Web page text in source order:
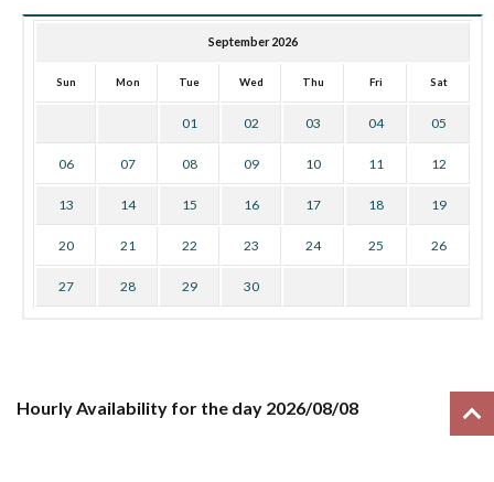
September 2026
Sun Mon Tue Wed Thu Fri Sat
01 02 03 04 05
06 07 08 09 10 11 12
13 14 15 16 17 18 19
20 21 22 23 24 25 26
27 28 29 30
Hourly Availability for the day 2026/08/08